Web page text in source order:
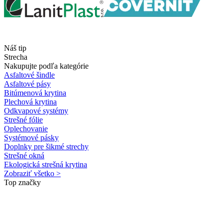
Náš tip
Strecha
Nakupujte podľa kategórie
Asfaltové šindle
Asfaltové pásy
Bitúmenová krytina
Plechová krytina
Odkvapové systémy
Strešné fólie
Oplechovanie
Systémové pásky
Doplnky pre šikmé strechy
Strešné okná
Ekologická strešná krytina
Zobraziť všetko >
Top značky